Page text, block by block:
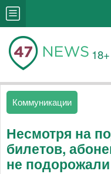
18+
Коммуникации
Несмотря на
билетов,
не подорожали